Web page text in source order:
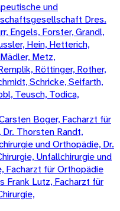
und
Dres.
Engels, Forster, Grandl,
Hein, Hetterich,
Metz,
Röttinger, Rother,
Schricke, Seifarth,
Teusch, Todica,
Boger, Facharzt für
Dr. Thorsten Randt,
und Orthopädie, Dr.
Unfallchirurgie und
Facharzt für Orthopädie
Frank Lutz, Facharzt für